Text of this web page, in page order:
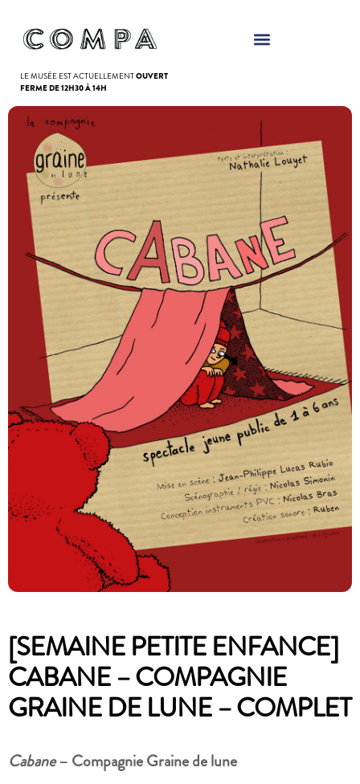
LE MUSÉE EST ACTUELLEMENTOUVERT
FERME DE 12H30 À 14H
[SEMAINE PETITE ENFANCE]
CABANE – COMPAGNIE
GRAINE DE LUNE – COMPLET
Cabane– Compagnie Graine de lune